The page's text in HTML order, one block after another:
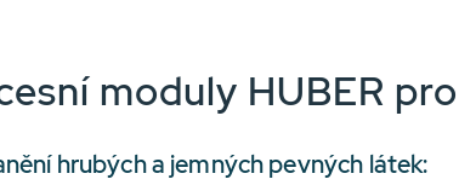
moduly HUBER
hrubých a jemných pevných látek: